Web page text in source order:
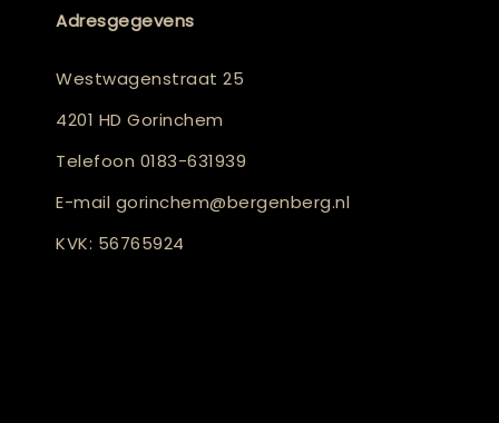
Adresgegevens
Westwagenstraat 25
4201 HD Gorinchem
Telefoon 0183-631939
E-mail gorinchem@bergenberg.nl
KVK: 56765924